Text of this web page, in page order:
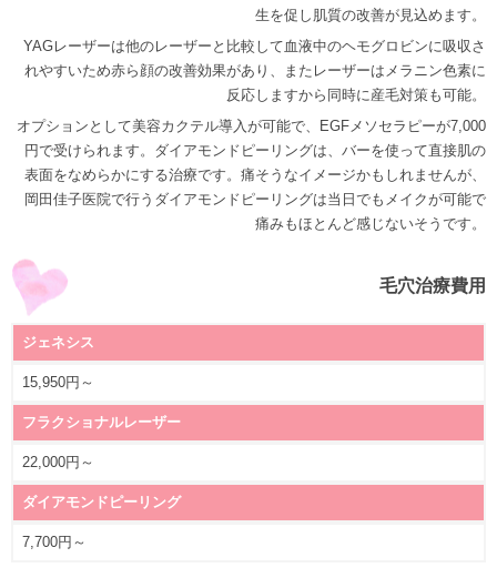
生を促し肌質の改善が見込めます。
YAGレーザーは他のレーザーと比較して血液中のヘモグロビンに吸収さ
れやすいため赤ら顔の改善効果があり、またレーザーはメラニン色素に
反応しますから同時に産毛対策も可能。
オプションとして美容カクテル導入が可能で、EGFメソセラピーが7,000
円で受けられます。ダイアモンドピーリングは、バーを使って直接肌の
表面をなめらかにする治療です。痛そうなイメージかもしれませんが、
岡田佳子医院で行うダイアモンドピーリングは当日でもメイクが可能で
痛みもほとんど感じないそうです。
毛穴治療費用
ジェネシス
15,950円～
フラクショナルレーザー
22,000円～
ダイアモンドピーリング
7,700円～